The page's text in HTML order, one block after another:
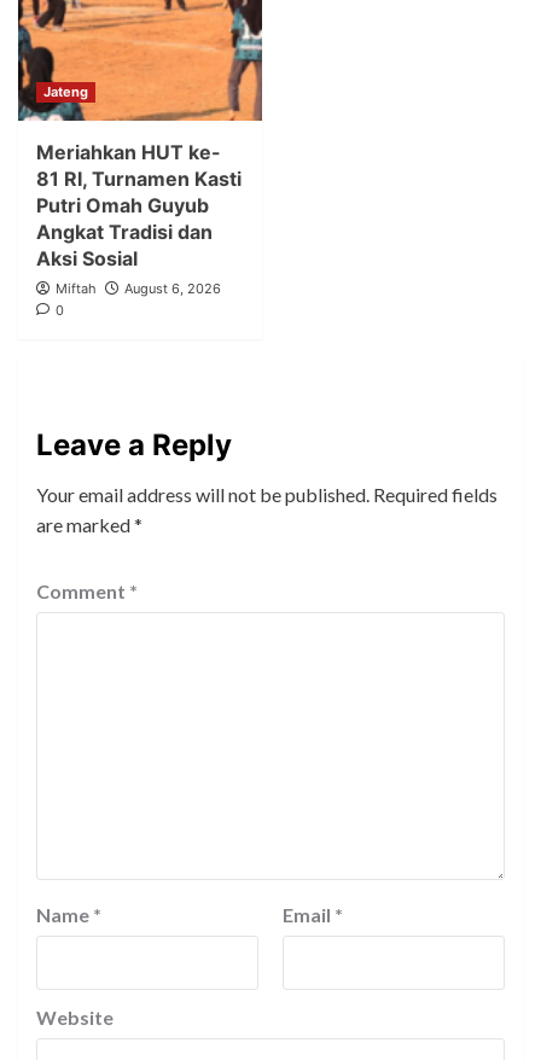
Jateng
Meriahkan HUT ke-
81 RI, Turnamen Kasti
Putri Omah Guyub
Angkat Tradisi dan
Aksi Sosial
Miftah
August 6, 2026
0
Leave a Reply
Your email address will not be published. Required fields
are marked*
Comment *
Name * Email *
Website